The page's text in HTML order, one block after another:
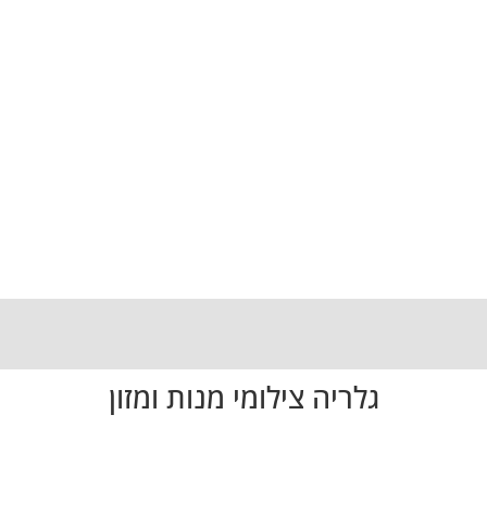
גלריה צילומי מנות ומזון